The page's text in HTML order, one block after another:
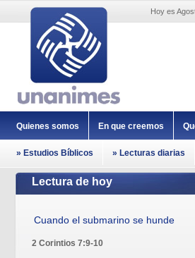
Hoy es
Quienes somos En que creemos
» Estudios Bíblicos » Lecturas diarias
Lectura de hoy
Cuando el submarino se hunde
2 Corintios 7:9-10